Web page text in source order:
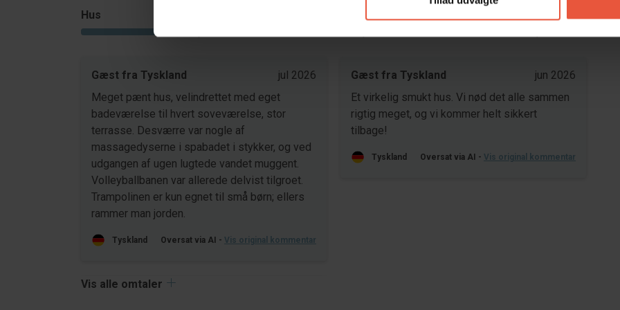
Hus
Gæst fra Tyskland
jul 2026
Meget pænt hus, velindrettet med eget
badeværelse til hvert soveværelse, stor
terrasse. Desværre var nogle af
massagedyserne i spabadet i stykker, og ved
udgangen af ugen lugtede vandet muggent.
Volleyballbanen var allerede delvist tilgroet.
Trampolinen er kun egnet til små børn; ellers
rammer man jorden.
Tyskland Oversat via AI - Vis original kommentar
Gæst fra Tyskland
jun 2026
Et virkelig smukt hus. Vi nød det alle sammen
rigtig meget, og vi kommer helt sikkert
tilbage!
Tyskland Oversat via AI - Vis original kommentar
Vis alle omtaler